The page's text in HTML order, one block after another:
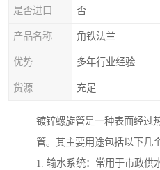
是否进口 否
产品名称 角铁法兰
优势 多年行业经验
货源 充足
镀锌螺旋管是一种表面经过
管。其主要用途包括以下几
1. 输水系统：常用于市政供